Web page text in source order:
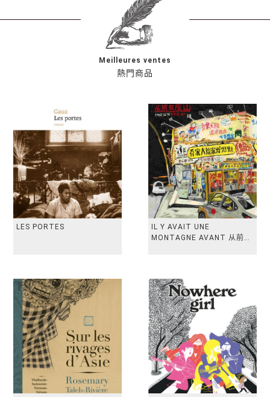
熱門商品
Meilleures ventes
LES PORTES
IL Y AVAIT UNE
MONTAGNE AVANT 从前有